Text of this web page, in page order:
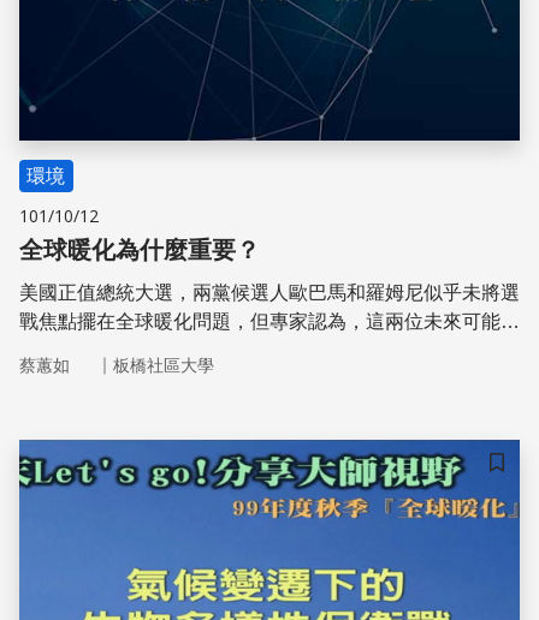
環境
101/10/12
全球暖化為什麼重要？
美國正值總統大選，兩黨候選人歐巴馬和羅姆尼似乎未將選
戰焦點擺在全球暖化問題，但專家認為，這兩位未來可能的
蔡蕙如 ｜ 板橋社區大學
儲存